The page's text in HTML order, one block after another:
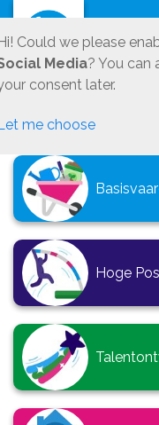
Hoge
Could we please
Media? You can
consent later.
me choose